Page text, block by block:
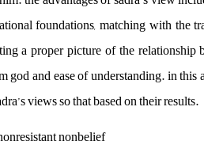
foundations, matching with the
a proper picture of the relationship
and ease of understanding. in this
views so that based on their results.
nonbelief